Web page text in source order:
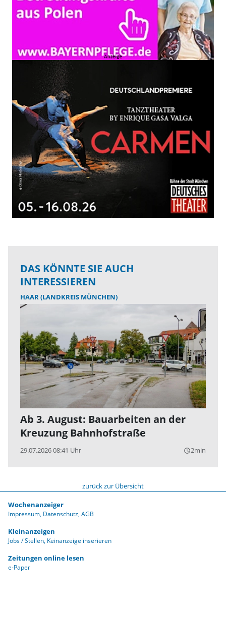
DAS KÖNNTE SIE AUCH
INTERESSIEREN
HAAR (LANDKREIS MÜNCHEN)
Ab 3. August: Bauarbeiten an der
Kreuzung Bahnhofstraße
29.07.2026 08:41 Uhr query_builder2min
zurück zur Übersicht
Wochenanzeiger
Impressum Datenschutz AGB
Kleinanzeigen
Jobs / Stellen Keinanzeige inserieren
Zeitungen online lesen
e-Paper